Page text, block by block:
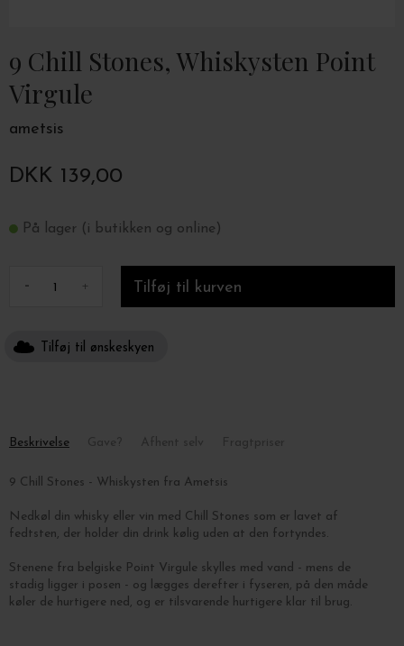
9 Chill Stones, Whiskysten Point
Virgule
ametsis
DKK 139,00
På lager (i butikken og online)
- +
Tilføj til ønskeskyen
Beskrivelse
9 Chill Stones - Whiskysten fra Ametsis
Nedkøl din whisky eller vin med Chill Stones som er lavet af
fedtsten, der holder din drink kølig uden at den fortyndes.
Stenene fra belgiske Point Virgule skylles med vand - mens de
stadig ligger i posen - og lægges derefter i fyseren, på den måde
køler de hurtigere ned, og er tilsvarende hurtigere klar til brug.